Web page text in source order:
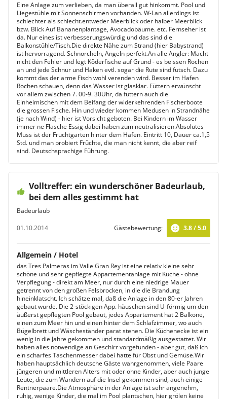
Eine Anlage zum verlieben, da man überall gut hinkommt. Pool und
Liegestühle mit Sonnenschirmen vorhanden. W-Lan allerdings ist
schlechter als schlecht.entweder Meerblick oder halber Meerblick
bzw. Blick Auf Bananenplantage, Avocadobäume. etc. Fernseher ist
da. Nur eines ist verbesserungswürdig und das sind die
Balkonstühle/Tisch.Die direkte Nähe zum Strand (hier Babystrand)
ist hervorragend. Schnorcheln, Angeln perfekt.An alle Angler: Macht
nicht den Fehler und legt Köderfische auf Grund - es beissen Rochen
an und jede Schnur und Haken evtl. sogar die Rute sind futsch. Dazu
kommt das der arme Fisch wohl verenden wird. Besser im Hafen
Rochen schauen, denn das Wasser ist glasklar. Füttern erwünscht
vor allem zwischen 7. 00-9. 30Uhr, da füttern auch die
Einheimischen mit dem Beifang der widerkehrenden Fischerboote
die grossen Fische. Hin und wieder kommen Medusen in Strandnähe
(je nach Wind) - hier ist Vorsicht geboten. Bei Kindern im Wasser
immer ne Flasche Essig dabei haben zum neutralisieren.Absolutes
Muss ist der Fruchtgarten hinter dem Hafen. Eintritt 10, Dauer ca.1,5
Std. und man probiert Früchte, die man nicht kennt, die aber reif
sind. Deutschsprachige Führung.
Volltreffer: ein wunderschöner Badeurlaub,
bei dem alles gestimmt hat
Badeurlaub
01.10.2014
Gästebewertung: 3.8 / 5.0
Allgemein / Hotel
das Tres Palmeras im Valle Gran Rey ist eine relativ kleine sehr
schöne und sehr gepflegte Appartementanlage mit Küche - ohne
Verpflegung - direkt am Meer, nur durch eine niedrige Mauer
getrennt von den großen Felsbrocken, in die die Brandung
hineinklatscht. Ich schätze mal, daß die Anlage in den 80-er Jahren
gebaut wurde. Die 2-stöckigen App. häuschen sind U-förmig um den
äußerst gepflegten Pool gebaut, jedes Appartement hat 2 Balkone,
einen zum Meer hin und einen hinter dem Schlafzimmer, wo auch
Bügelbrett und Wäscheständer parat stehen. Die Küchenecke ist ein
wenig in die Jahre gekommen und standardmäßig ausgestattet. Wir
haben alles notwendige an Geschirr vorgefunden - aber gut, daß ich
ein scharfes Taschenmesser dabei hatte für Obst und Gemüse.Wir
haben hauptsächlich deutsche Gäste wahrgenommen, viele Paare
jüngeren und mittleren Alters mit oder ohne Kinder, aber auch junge
Leute, die zum Wandern auf die Insel gekommen sind, auch einige
Rentnerpaare.Die Atmosphäre in der Anlage ist sehr angenehm,
ruhig, wenige Kinder, die mal im Pool plantschen, hier grölen keine